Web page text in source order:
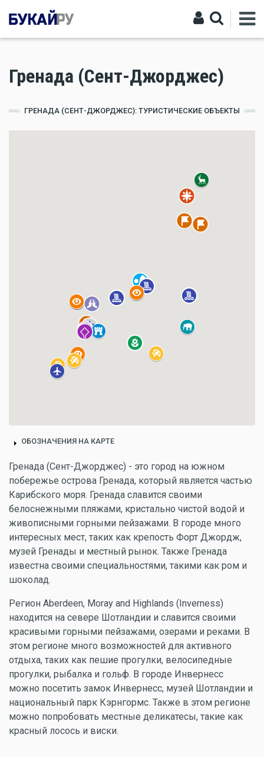
Гренада (Сент-Джорджес)
ГРЕНАДА (СЕНТ-ДЖОРДЖЕС): ТУРИСТИЧЕСКИЕ ОБЪЕКТЫ
ОБОЗНАЧЕНИЯ НА КАРТЕ
Гренада (Сент-Джорджес) - это город на южном
побережье острова Гренада, который является частью
Карибского моря. Гренада славится своими
белоснежными пляжами, кристально чистой водой и
живописными горными пейзажами. В городе много
интересных мест, таких как крепость Форт Джордж,
музей Гренады и местный рынок. Также Гренада
известна своими специальностями, такими как ром и
шоколад.
Регион Aberdeen, Moray and Highlands (Inverness)
находится на севере Шотландии и славится своими
красивыми горными пейзажами, озерами и реками. В
этом регионе много возможностей для активного
отдыха, таких как пешие прогулки, велосипедные
прогулки, рыбалка и гольф. В городе Инвернесс
можно посетить замок Инвернесс, музей Шотландии и
национальный парк Кэрнгормс. Также в этом регионе
можно попробовать местные деликатесы, такие как
красный лосось и виски.